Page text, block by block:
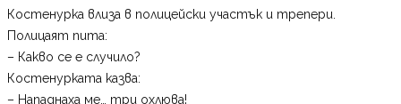
Костенурка влиза в полицейски участък и трепери.
Полицаят пита:
– Какво се е случило?
Костенурката казва:
– Нападнаха ме… три охлюва!